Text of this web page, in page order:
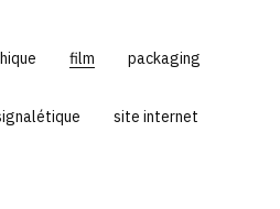
film packaging
site internet